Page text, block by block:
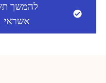
להמשך
אשראי 1,970.00